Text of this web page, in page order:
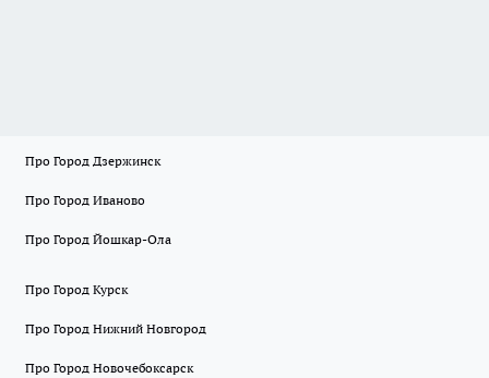
Про Город Дзержинск
Про Город Иваново
Про Город Йошкар-Ола
Про Город Курск
Про Город Нижний Новгород
Про Город Новочебоксарск